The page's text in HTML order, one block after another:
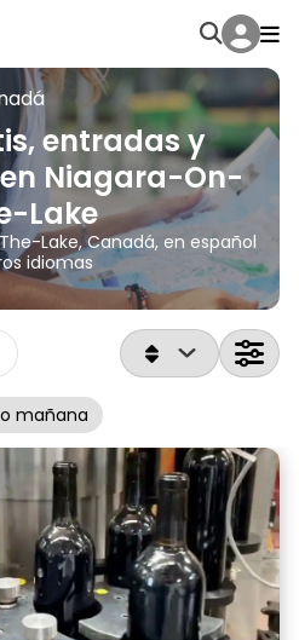
entradas y
Niagara-On-
Lake
Lake, Canadá, en español
idiomas
mañana